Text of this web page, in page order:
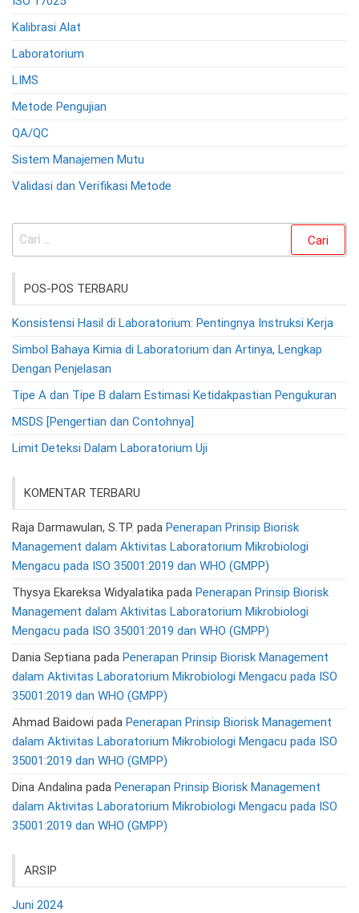
Kalibrasi Alat
Laboratorium
LIMS
Metode Pengujian
QA/QC
Sistem Manajemen Mutu
Validasi dan Verifikasi Metode
Cari
POS-POS TERBARU
Konsistensi Hasil di Laboratorium: Pentingnya Instruksi Kerja
Simbol Bahaya Kimia di Laboratorium dan Artinya, Lengkap
Dengan Penjelasan
Tipe A dan Tipe B dalam Estimasi Ketidakpastian Pengukuran
MSDS [Pengertian dan Contohnya]
Limit Deteksi Dalam Laboratorium Uji
KOMENTAR TERBARU
Raja Darmawulan, S.TP. pada Penerapan Prinsip Biorisk
Management dalam Aktivitas Laboratorium Mikrobiologi
Mengacu pada ISO 35001:2019 dan WHO (GMPP)
Thysya Ekareksa Widyalatika pada Penerapan Prinsip Biorisk
Management dalam Aktivitas Laboratorium Mikrobiologi
Mengacu pada ISO 35001:2019 dan WHO (GMPP)
Dania Septiana pada Penerapan Prinsip Biorisk Management
dalam Aktivitas Laboratorium Mikrobiologi Mengacu pada ISO
35001:2019 dan WHO (GMPP)
Ahmad Baidowi pada Penerapan Prinsip Biorisk Management
dalam Aktivitas Laboratorium Mikrobiologi Mengacu pada ISO
35001:2019 dan WHO (GMPP)
Dina Andalina pada Penerapan Prinsip Biorisk Management
dalam Aktivitas Laboratorium Mikrobiologi Mengacu pada ISO
35001:2019 dan WHO (GMPP)
ARSIP
Juni 2024